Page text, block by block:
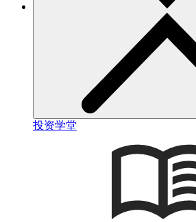
投资学堂